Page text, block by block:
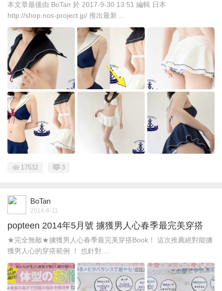
本文章最後由 BoTan 於 2017-9-30 13:51 編輯 日本
http://shop.nos-project.jp/ 推出最新 ...
17532 3
BoTan
2014-6-11
popteen 2014年5月號 擄獲男人心春季最完美穿搭
★完全無敵★擄獲男人心春季最完美穿搭Book！ 這次推薦絕對能擄
獲男人心的穿搭範例 ！ 也針對 ...